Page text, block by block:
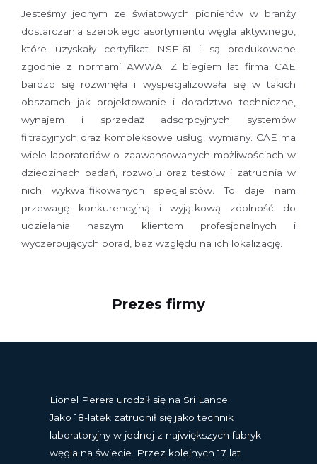
Jesteśmy jednym ze światowych pionierów w branży
dostarczania szerokiego asortymentu węgla aktywnego,
które uzyskały certyfikat NSF-61 i są produkowane
zgodnie z normami AWWA. Z biegiem lat firma CAE
bardzo się rozwinęła i wyspecjalizowała się w takich
obszarach jak projektowanie i doradztwo techniczne,
wynajem i sprzedaż adsorpcyjnych systemów
filtracyjnych oraz kompleksowe usługi wymiany. CAE ma
wiele laboratoriów o zaawansowanych możliwościach w
dziedzinach badań, rozwoju oraz testów i zatrudnia w
nich wykwalifikowanych specjalistów. To daje nam
przewagę konkurencyjną i wyjątkową zdolność do
udzielania naszym klientom profesjonalnych i
wyczerpujących porad, bez względu na ich lokalizację.
Prezes firmy
Lionel Perera urodził się na Sri Lance.
Jako 18-latek zatrudnił się jako technik
laboratoryjny w jednej z największych fabryk
węgla na świecie. Przez kolejnych 17 lat